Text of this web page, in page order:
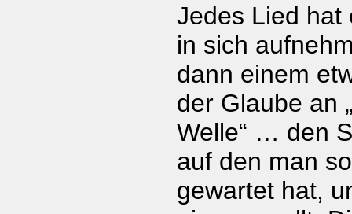
Jedes Lied hat
in sich
dann einem
der Glaube an
Welle“ … den
auf den man
gewartet hat,